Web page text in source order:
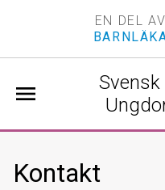
EN DEL AV
menu
Kontakt